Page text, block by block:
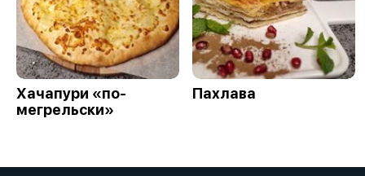
Хачапури «по-
мегрельски»
Пахлава